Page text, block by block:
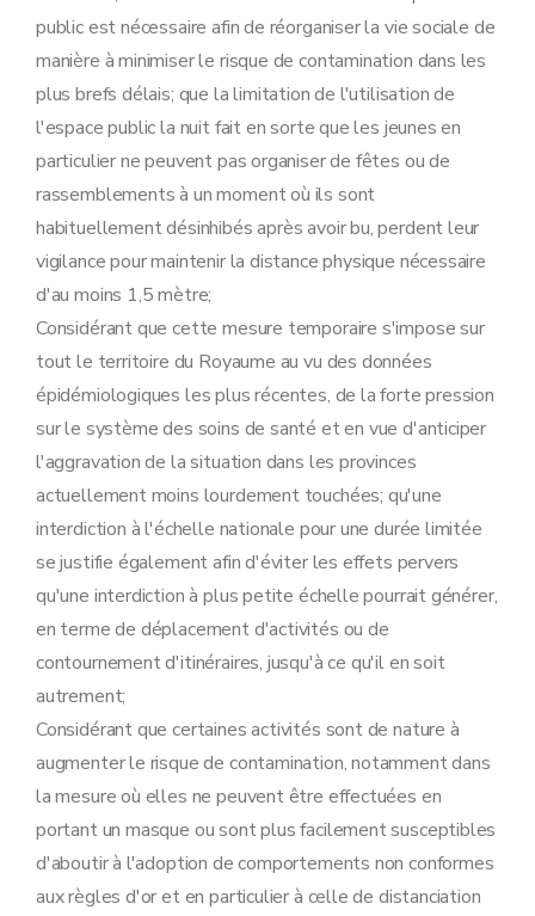
public est nécessaire afin de réorganiser la vie sociale de
manière à minimiser le risque de contamination dans les
plus brefs délais; que la limitation de l'utilisation de
l'espace public la nuit fait en sorte que les jeunes en
particulier ne peuvent pas organiser de fêtes ou de
rassemblements à un moment où ils sont
habituellement désinhibés après avoir bu, perdent leur
vigilance pour maintenir la distance physique nécessaire
d'au moins 1,5 mètre;
Considérant que cette mesure temporaire s'impose sur
tout le territoire du Royaume au vu des données
épidémiologiques les plus récentes, de la forte pression
sur le système des soins de santé et en vue d'anticiper
l'aggravation de la situation dans les provinces
actuellement moins lourdement touchées; qu'une
interdiction à l'échelle nationale pour une durée limitée
se justifie également afin d'éviter les effets pervers
qu'une interdiction à plus petite échelle pourrait générer,
en terme de déplacement d'activités ou de
contournement d'itinéraires, jusqu'à ce qu'il en soit
autrement;
Considérant que certaines activités sont de nature à
augmenter le risque de contamination, notamment dans
la mesure où elles ne peuvent être effectuées en
portant un masque ou sont plus facilement susceptibles
d'aboutir à l'adoption de comportements non conformes
aux règles d'or et en particulier à celle de distanciation